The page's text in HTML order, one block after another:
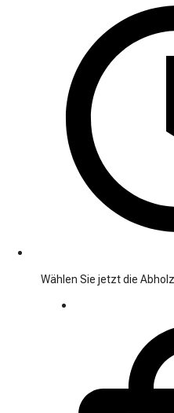
Wählen Sie jetzt die